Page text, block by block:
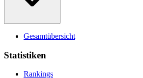
Gesamtübersicht
Statistiken
Rankings